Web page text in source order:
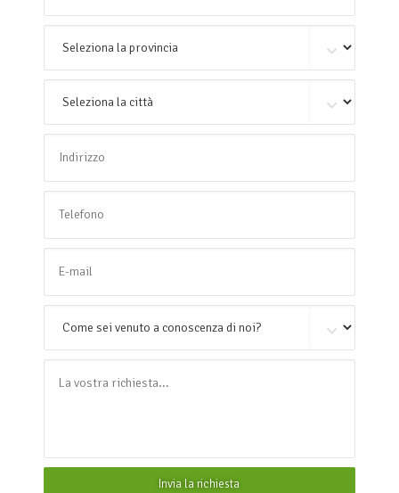
Invia la richiesta